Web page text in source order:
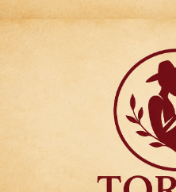
Articulos para
Regalo Torfer.